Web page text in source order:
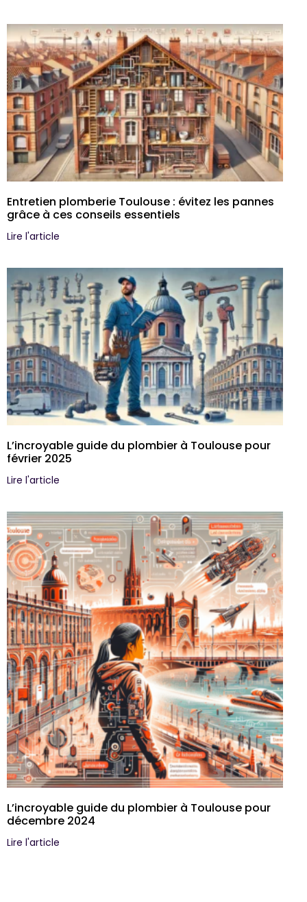
Entretien plomberie Toulouse : évitez les pannes
grâce à ces conseils essentiels
Lire l'article
L’incroyable guide du plombier à Toulouse pour
février 2025
Lire l'article
L’incroyable guide du plombier à Toulouse pour
décembre 2024
Lire l'article